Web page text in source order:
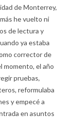
de Monterrey,
he vuelto ni
de lectura y
ya estaba
corrector de
momento, el año
pruebas,
reformulaba
y empecé a
en asuntos